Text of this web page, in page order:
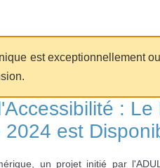
est exceptionnellement
: Le
est
un projet initié par